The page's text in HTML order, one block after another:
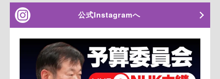
公式Instagramへ